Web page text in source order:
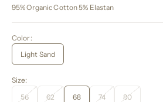
95% Organic Cotton 5% Elastan
Color:
Light Sand
Size:
56
62 68 74 80